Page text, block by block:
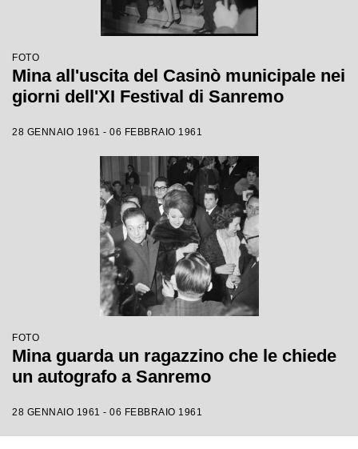
FOTO
Mina all'uscita del Casinò municipale nei
giorni dell'XI Festival di Sanremo
28 GENNAIO 1961 - 06 FEBBRAIO 1961
FOTO
Mina guarda un ragazzino che le chiede
un autografo a Sanremo
28 GENNAIO 1961 - 06 FEBBRAIO 1961